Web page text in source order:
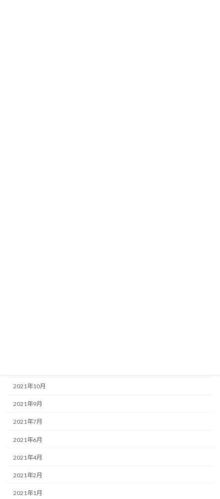
2021年10月
2021年9月
2021年7月
2021年6月
2021年4月
2021年2月
2021年1月